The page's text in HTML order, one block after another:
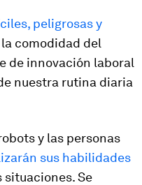
peligrosas y
comodidad del
de innovación laboral
nuestra rutina diaria
y las personas
sus habilidades
situaciones. Se